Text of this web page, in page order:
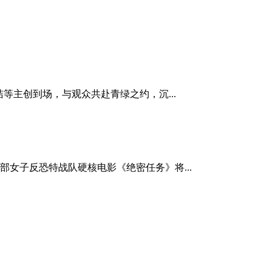
主创到场，与观众共赴青绿之约，沉...
女子反恐特战队硬核电影《绝密任务》将...